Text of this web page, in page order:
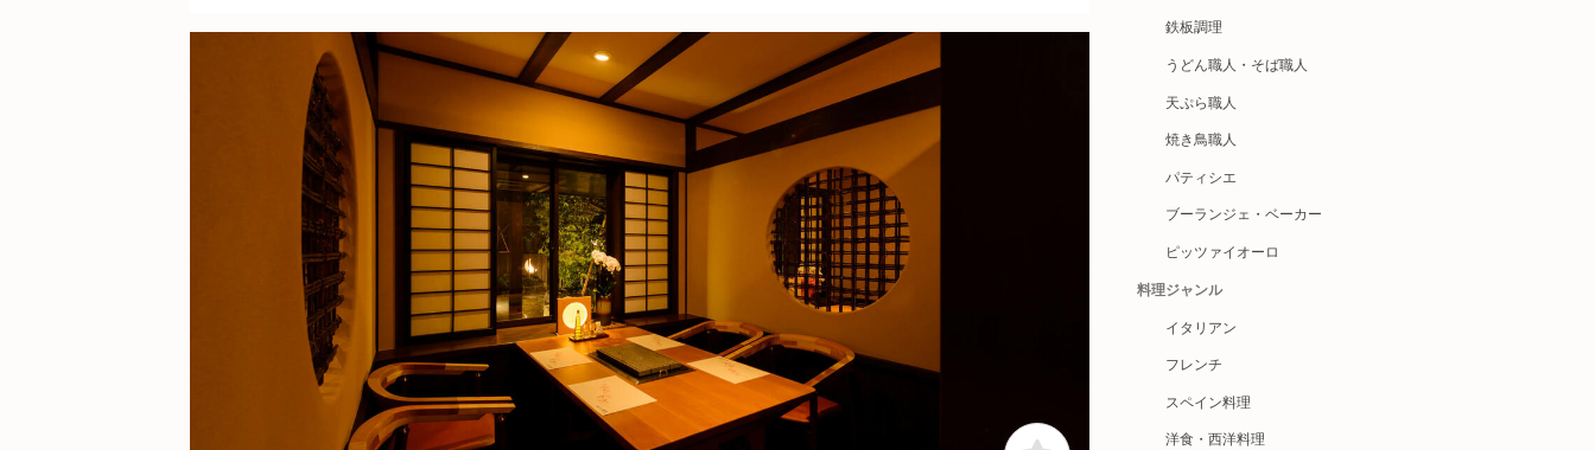
鉄板調理
うどん職人・そば職人
天ぷら職人
焼き鳥職人
パティシエ
ブーランジェ・ベーカー
ピッツァイオーロ
料理ジャンル
イタリアン
フレンチ
スペイン料理
洋食・西洋料理